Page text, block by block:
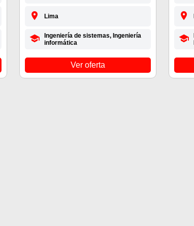
Lima
Ingeniería de sistemas, Ingeniería
informática
Ver oferta